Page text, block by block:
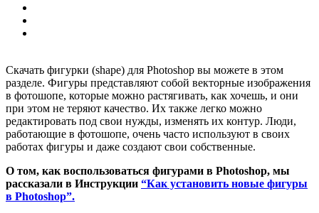
Скачать фигурки (shape) для Photoshop вы можете в этом
разделе. Фигуры представляют собой векторные изображения
в фотошопе, которые можно растягивать, как хочешь, и они
при этом не теряют качество. Их также легко можно
редактировать под свои нужды, изменять их контур. Люди,
работающие в фотошопе, очень часто используют в своих
работах фигуры и даже создают свои собственные.
О том, как воспользоваться фигурами в Photoshop, мы
рассказали в Инструкции “Как установить новые фигуры
в Photoshop”.